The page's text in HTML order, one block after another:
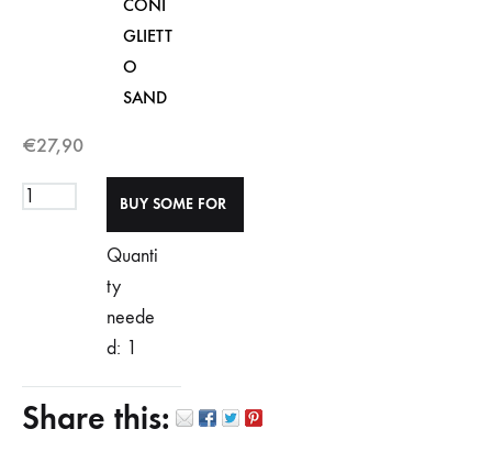
CONI
GLIETT
O
SAND
€27,90
Quanti
ty
neede
d: 1
Share this: